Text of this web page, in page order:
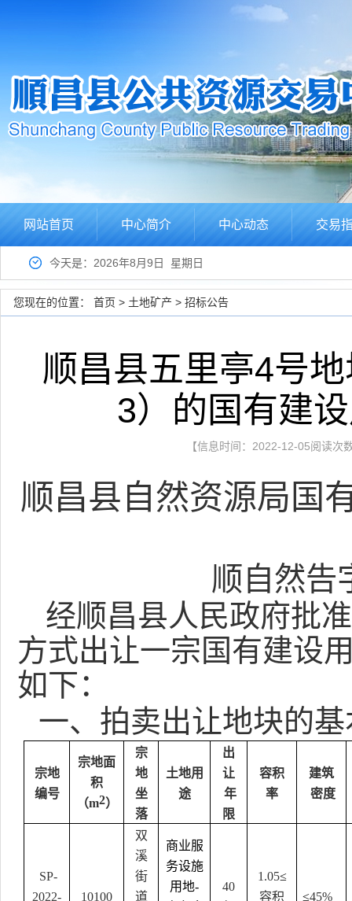
网站首页 中心简介 中心动态 交易
今天是：2026年8月9日 星期日
您现在的位置： 首页 > 土地矿产 > 招标公告
顺昌县五里亭4号
3）的国有建
【信息时间：2022-12-05阅读次
顺昌县自然资源局国
顺自然告
经顺昌县人民政府批准
方式出让一宗国有建设
如下：
一、 拍卖出让地块的
宗地
编号
宗地面
积
（m2）
宗
地
坐
落
土地用
途
出
让
年
限
容积
率
建筑
密度
SP-
2022-
10100
双
溪
街
道
商业服
务设施
用地-
40
1.05≤
容积
≤45%